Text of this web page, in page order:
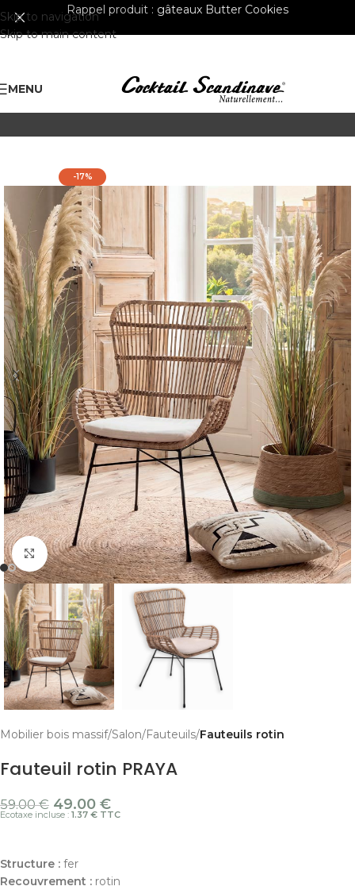
Skip to navigation
Skip to main content
Rappel produit : gâteaux Butter Cookies
MENU
-17%
Cliquer pour agrandir
Mobilier bois massif Salon Fauteuils Fauteuils rotin
Fauteuil rotin PRAYA
59.00€ 49.00 €
Ecotaxe incluse : 1.37 € TTC
Structure : fer
Recouvrement : rotin